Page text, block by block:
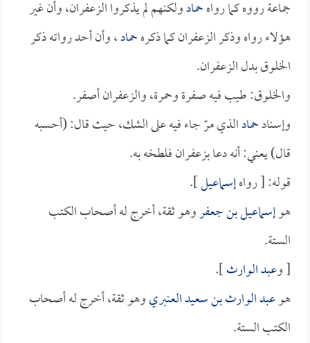
جماعة رووه كما رواهحمادولكنهم لم يذكروا الزعفران، وأن غير
هؤلاء رواه وذكر الزعفران كما ذكرهحماد، وأن أحد رواته ذكر
الخلوق بدل الزعفران.
والخلوق: طيب فيه صفرة وحمرة، والزعفران أصفر.
وإسنادحمادالذي مرّ جاء فيه على الشك، حيث قال: (أحسبه
قال) يعني: أنه دعا بزعفران فلطخه به.
قوله: [ رواهإسماعيل].
هوإسماعيل بن جعفروهو ثقة، أخرج له أصحاب الكتب
الستة.
[ وعبد الوارث].
هوعبد الوارث بن سعيد العنبريوهو ثقة، أخرج له أصحاب
الكتب الستة.